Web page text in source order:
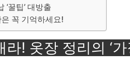
꿀팁’ 대방출
꼭 기억하세요!
! 옷장 정리의 ‘